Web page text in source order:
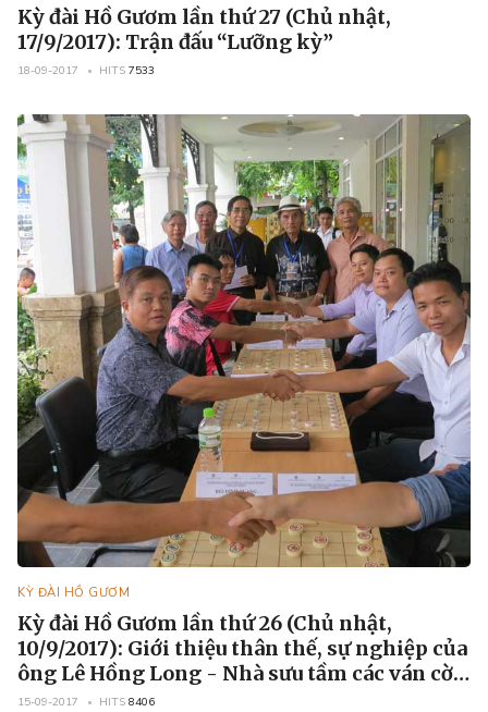
Kỳ đài Hồ Gươm lần thứ 27 (Chủ nhật,
17/9/2017): Trận đấu “Lưỡng kỳ”
18-09-2017 HITS 7533
KỲ ĐÀI HỒ GƯƠM
Kỳ đài Hồ Gươm lần thứ 26 (Chủ nhật,
10/9/2017): Giới thiệu thân thế, sự nghiệp của
ông Lê Hồng Long - Nhà sưu tầm các ván cờ
cổ của Việt Nam
15-09-2017 HITS 8406